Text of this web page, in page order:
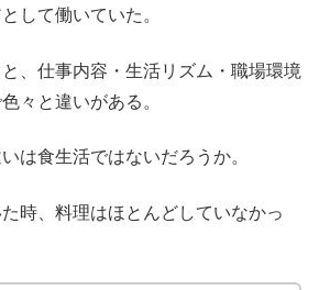
して働いていた。
、仕事内容・生活リズム・職場環境
々と違いがある。
は食生活ではないだろうか。
時、料理はほとんどしていなかっ